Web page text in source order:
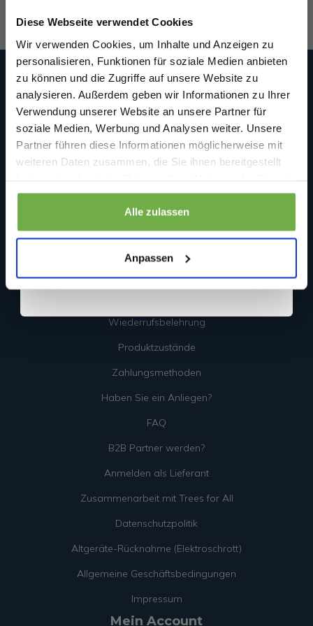
Diese Webseite verwendet Cookies
Wir verwenden Cookies, um Inhalte und Anzeigen zu
personalisieren, Funktionen für soziale Medien anbieten
zu können und die Zugriffe auf unsere Website zu
analysieren. Außerdem geben wir Informationen zu Ihrer
Verwendung unserer Website an unsere Partner für
soziale Medien, Werbung und Analysen weiter. Unsere
Partner führen diese Informationen möglicherweise mit
weiteren Daten zusammen, die Sie ihnen bereitgestellt
gesammelt haben.
Alle zulassen
Anpassen
Bwareshop.de
Wir sind an Werktagen (Mo. bis Fr.) unter folgender E-Mail
erreichbar: info@bwareshop.de
Beedstraße 54
40468 Düsseldorf
Deutschland (keine Rücksendeadresse)
+31 850519680
@bwareshop
Informationen
Wiederrufsbelehrung
Produktzustände
Zahlungsmethoden
Haben Sie ein Anliegen?
FAQ
B2B Partner werden?
Anmelden als Lieferant
Zusammenarbeit mit Trees for All
Datenschutzpolitik
Altgeräte-Rücknahme (Elektroschrott)
Allgemeine Geschäftsbedingungen
Impressum
Mein Account
Rabatten bis zu 70%.
Geburtstag
Sicher dir 5 € Rabatt
Wenn du dich anmeldest, erklärst du dich damit einverstanden, Angebote
erhalten. Außerdem stimmst du unserer
Datenschutzerklärung